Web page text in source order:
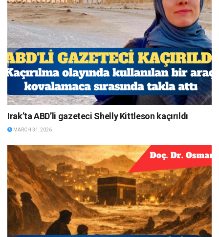
Irak’ta ABD’li gazeteci Shelly Kittleson kaçırıldı
MARCH 31, 2026